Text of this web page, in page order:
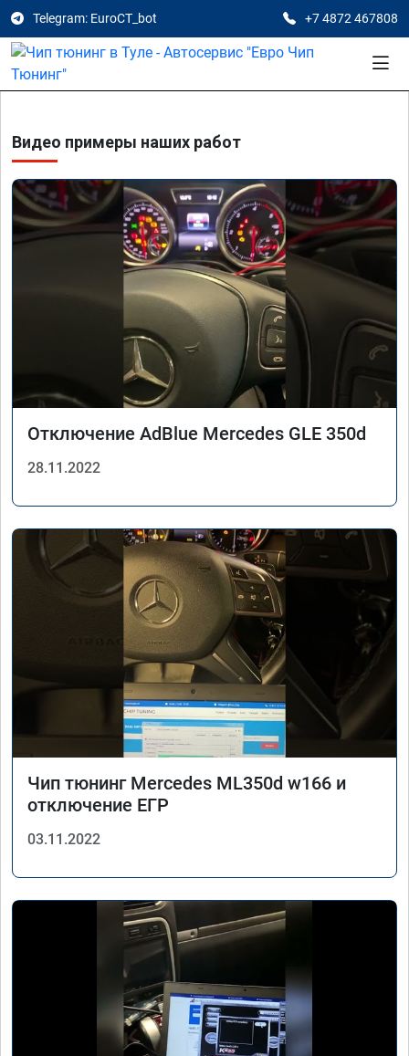
Telegram: EuroCT_bot +7 4872 467808
Видео примеры наших работ
Отключение AdBlue Mercedes GLE 350d
28.11.2022
Чип тюнинг Mercedes ML350d w166 и
отключение ЕГР
03.11.2022